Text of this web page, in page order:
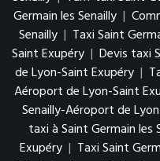
Germain les Senailly |
Senailly | Taxi Saint
Saint Exupéry | Devis taxi
de Lyon-Saint Exupéry |
Aéroport de Lyon-Saint
Senailly-Aéroport de
taxi à Saint Germain
Exupéry | Taxi Saint